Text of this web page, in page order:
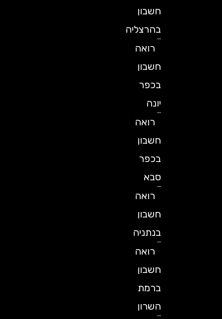
חשבון
בהרצליה
רואה
חשבון
בכפר
רואה
חשבון
בכפר
רואה
חשבון
בנתניה
רואה
חשבון
ברמת
השרון